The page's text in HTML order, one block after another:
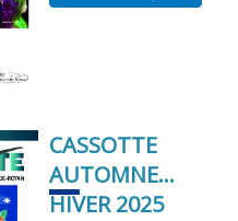
CASSOTTE
AUTOMNE
HIVER 2025